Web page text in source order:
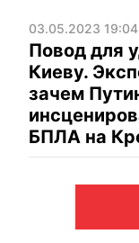
03.05.2023 19:04
Повод для
Киеву.
зачем
БПЛА на